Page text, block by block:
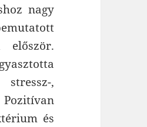
nagy
először.
,
és